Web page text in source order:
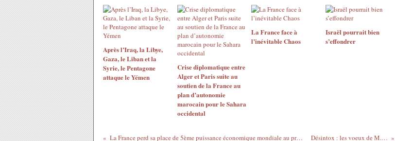
Après l’Iraq, la Libye,
Gaza, le Liban et la
Syrie, le Pentagone
attaque le Yémen
Crise diplomatique entre
Alger et Paris suite au
soutien de la France au
plan d’autonomie
marocain pour le Sahara
occidental
La France face à
l’inévitable Chaos
Israël pourrait bien
s’effondrer
La France perd sa place de 5ème puissance économique mondiale au profit du Royaume-Uni Désintox : les voeux de M. Hollande